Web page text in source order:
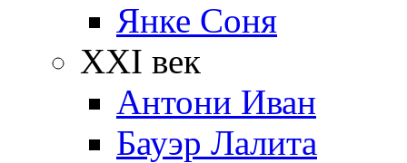
Янке Соня
XXI век
Антони Иван
Бауэр Лалита